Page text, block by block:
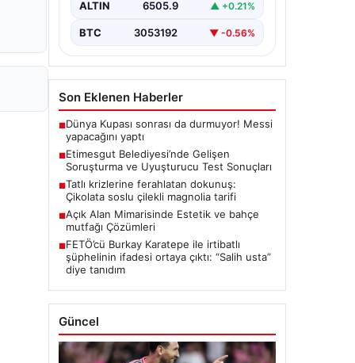
seriyor. Soruşturma kapsamında,…
ALTIN 6505.9 ▲ +0.21%
BTC 3053192 ▼ -0.56%
Son Eklenen Haberler
■Dünya Kupası sonrası da durmuyor! Messi
yapacağını yaptı
■Etimesgut Belediyesi’nde Gelişen
Soruşturma ve Uyuşturucu Test Sonuçları
■Tatlı krizlerine ferahlatan dokunuş:
Çikolata soslu çilekli magnolia tarifi
■Açık Alan Mimarisinde Estetik ve bahçe
mutfağı Çözümleri
■FETÖ’cü Burkay Karatepe ile irtibatlı
şüphelinin ifadesi ortaya çıktı: “Salih usta”
diye tanıdım
Güncel